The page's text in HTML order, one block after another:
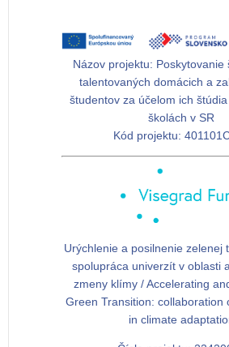
Názov projektu: Poskytovanie
talentovaných domácich a
študentov za účelom ich
školách v SR
Kód projektu:
Urýchlenie a posilnenie zelenej
spolupráca univerzít v oblasti
zmeny klímy / Accelerating
Green Transition: collaboration
in climate